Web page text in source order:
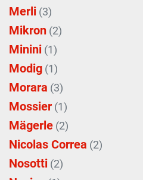
Merli (3)
Mikron (2)
Minini (1)
Modig (1)
Morara (3)
Mossier (1)
Mägerle (2)
Nicolas Correa (2)
Nosotti (2)